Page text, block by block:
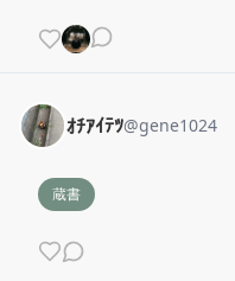
ｵﾁｱｲﾃﾂ@gene1024
蔵書